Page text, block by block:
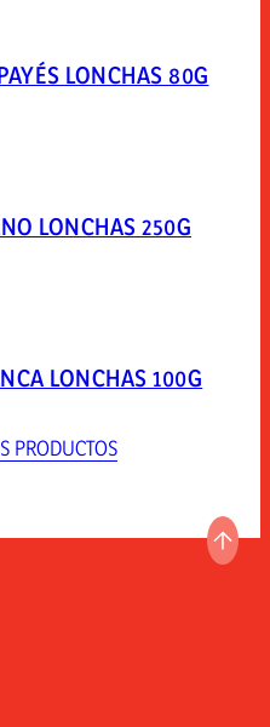
LONCHAS 80G
LONCHAS 250G
LONCHAS 100G
PRODUCTOS
IR